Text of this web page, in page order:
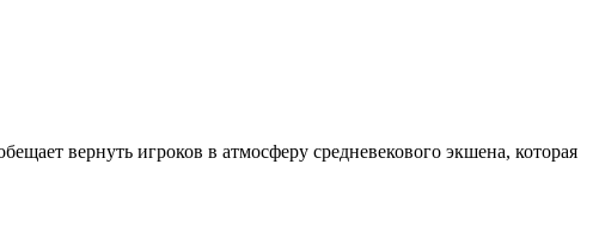
вернуть игроков в атмосферу средневекового экшена, которая